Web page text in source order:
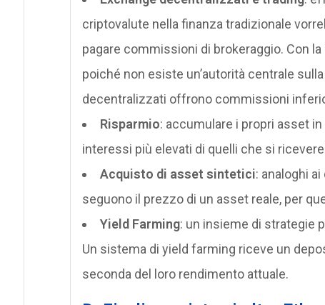
criptovalute nella finanza tradizionale
pagare commissioni di brokeraggio. Con
poiché non esiste un’autorità centrale
decentralizzati offrono commissioni
Risparmio: accumulare i propri asset
interessi più elevati di quelli che si
Acquisto di asset sintetici: analoghi
seguono il prezzo di un asset reale, per
Yield Farming: un insieme di strategie
Un sistema di yield farming riceve un
seconda del loro rendimento attuale.